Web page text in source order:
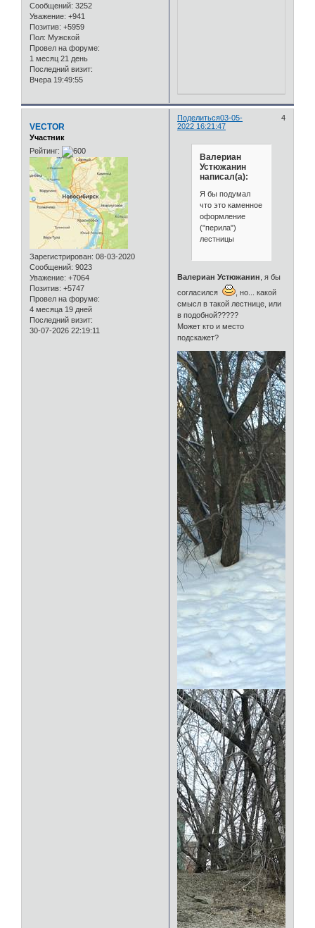
Сообщений: 3252
Уважение: +941
Позитив: +5959
Пол: Мужской
Провел на форуме:
1 месяц 21 день
Последний визит:
Вчера 19:49:55
Поделиться 4
03-05-
2022 16:21:47
VECTOR
Участник
Рейтинг:
Зарегистрирован: 08-03-2020
Сообщений: 9023
Уважение: +7064
Позитив: +5747
Провел на форуме:
4 месяца 19 дней
Последний визит:
30-07-2026 22:19:11
Валериан
Устюжанин
написал(а):
Я бы подумал
что это каменное
оформление
("перила")
лестницы
Валериан Устюжанин , я бы
согласился
, но... какой
смысл в такой лестнице, или
в подобной?????
Может кто и место
подскажет?